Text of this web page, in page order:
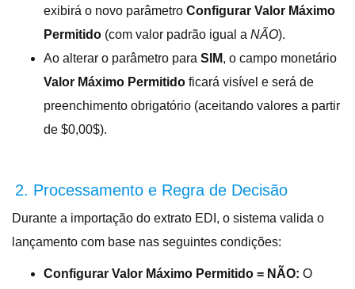
exibirá o novo parâmetro Configurar Valor Máximo
Permitido (com valor padrão igual a NÃO).
Ao alterar o parâmetro para SIM, o campo monetário
Valor Máximo Permitido ficará visível e será de
preenchimento obrigatório (aceitando valores a partir
de $0,00$).
2. Processamento e Regra de Decisão
Durante a importação do extrato EDI, o sistema valida o
lançamento com base nas seguintes condições:
Configurar Valor Máximo Permitido = NÃO: O